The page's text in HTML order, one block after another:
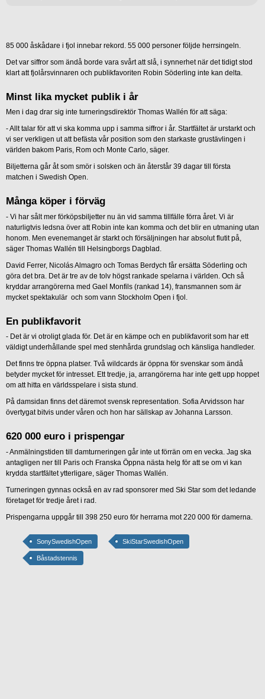
85 000 åskådare i fjol innebar rekord. 55 000 personer följde herrsingeln.
Det var siffror som ändå borde vara svårt att slå, i synnerhet när det tidigt stod
klart att fjolårsvinnaren och publikfavoriten Robin Söderling inte kan delta.
Minst lika mycket publik i år
Men i dag drar sig inte turneringsdirektör Thomas Wallén för att säga:
- Allt talar för att vi ska komma upp i samma siffror i år. Startfältet är urstarkt och
vi ser verkligen ut att befästa vår position som den starkaste grustävlingen i
världen bakom Paris, Rom och Monte Carlo, säger.
Biljetterna går åt som smör i solsken och än återstår 39 dagar till första
matchen i Swedish Open.
Många köper i förväg
- Vi har sålt mer förköpsbiljetter nu än vid samma tillfälle förra året. Vi är
naturligtvis ledsna över att Robin inte kan komma och det blir en utmaning utan
honom. Men evenemanget är starkt och försäljningen har absolut flutit på,
säger Thomas Wallén till Helsingborgs Dagblad.
David Ferrer, Nicolás Almagro och Tomas Berdych får ersätta Söderling och
göra det bra. Det är tre av de tolv högst rankade spelarna i världen. Och så
kryddar arrangörerna med Gael Monfils (rankad 14), fransmannen som är
mycket spektakulär och som vann Stockholm Open i fjol.
En publikfavorit
- Det är vi otroligt glada för. Det är en kämpe och en publikfavorit som har ett
väldigt underhållande spel med stenhårda grundslag och känsliga handleder.
Det finns tre öppna platser. Två wildcards är öppna för svenskar som ändå
betyder mycket för intresset. Ett tredje, ja, arrangörerna har inte gett upp hoppet
om att hitta en världsspelare i sista stund.
På damsidan finns det däremot svensk representation. Sofia Arvidsson har
övertygat bitvis under våren och hon har sällskap av Johanna Larsson.
620 000 euro i prispengar
- Anmälningstiden till damturneringen går inte ut förrän om en vecka. Jag ska
antagligen ner till Paris och Franska Öppna nästa helg för att se om vi kan
krydda startfältet ytterligare, säger Thomas Wallén.
Turneringen gynnas också en av rad sponsorer med Ski Star som det ledande
företaget för tredje året i rad.
Prispengarna uppgår till 398 250 euro för herrarna mot 220 000 för damerna.
SonySwedishOpen SkiStarSwedishOpen
Båstadstennis